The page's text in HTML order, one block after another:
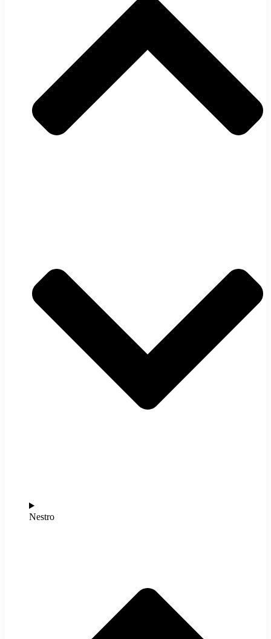
Nestro